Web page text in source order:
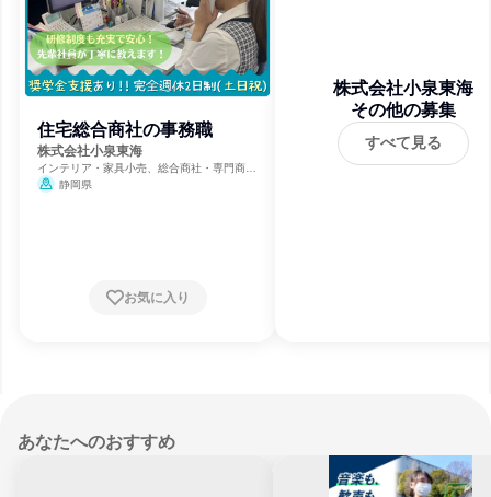
住宅総合商社の事務職
株式会社小泉東海
インテリア・家具小売、総合商社・専門商
社・卸売、小売・卸売・商社
静岡県
お気に入り
株式会社小泉東海
その他の募集
すべて見る
あなたへのおすすめ